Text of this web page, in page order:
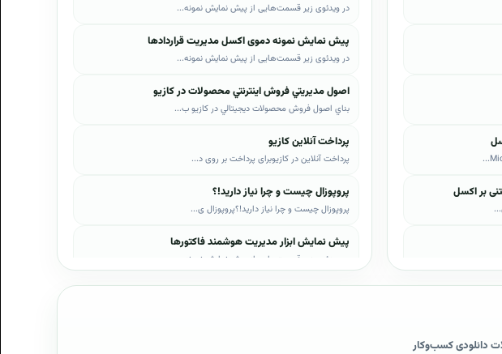
بر اکسل
در ویدئوی زیر قسمت‌هایی از پیش نمایش نمونه...
پیش نمایش نمونه دموی اکسل مدیریت قراردادها
در ویدئوی زیر قسمت‌هایی از پیش نمایش نمونه...
اصول مديريتي فروش اينترنتي محصولات در کازيو
بناي اصول فروش محصولات ديجيتالي در کازيو ب...
پرداخت آنلاین کازیو
پرداخت آنلاین در کازیوبرای پرداخت بر روی د...
پروپوزال چیست و چرا نیاز دارید!؟
پروپوزال چیست و چرا نیاز دارید!؟پروپوزال ی...
پیش نمایش ابزار مدیریت هوشمند فاکتورها
در ویدئوی زیر قسمت‌هایی از پیش نمایش نمونه...
دانلودی کسب‌وکار